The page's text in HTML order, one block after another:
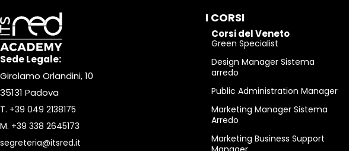
Sede Legale:
Girolamo Orlandini, 10
35131 Padova
T. +39 049 2138175
M. +39 338 2645173
segreteria@itsred.it
I CORSI
Corsi del Veneto
Green Specialist
Design Manager Sistema
arredo
Public Administration Manager
Marketing Manager Sistema
Arredo
Marketing Business Support